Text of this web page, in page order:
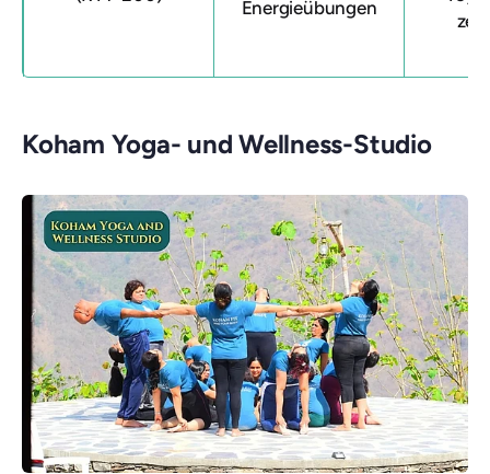
Energieübungen
Koham Yoga- und Wellness-Studio